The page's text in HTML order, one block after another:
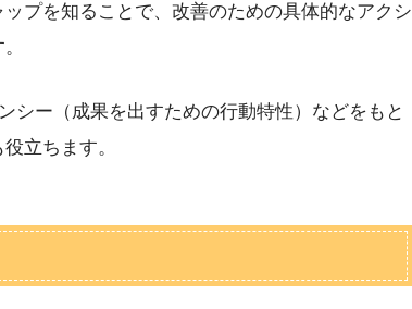
プを知ることで、改善のための具体的なアクシ
シー（成果を出すための行動特性）などをもと
立ちます。